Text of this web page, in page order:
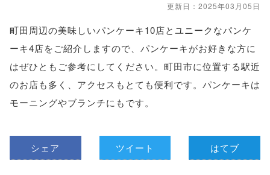
更新日：2025年03月05日
町田周辺の美味しいパンケーキ10店とユニークなパンケ
ーキ4店をご紹介しますので、パンケーキがお好きな方に
はぜひともご参考にしてください。町田市に位置する駅近
のお店も多く、アクセスもとても便利です。パンケーキは
モーニングやブランチにもです。
シェア ツイート はてブ